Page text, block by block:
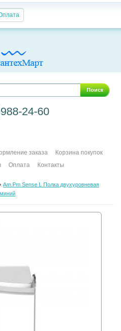
Поиск
24-60
заказа
Корзина покупок
Оплата Контакты
Am.Pm Sense L Полка двухуровневая